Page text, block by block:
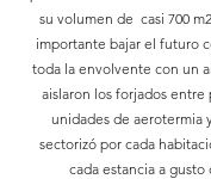
su volumen de casi 700
importante bajar el futuro
toda la envolvente con un
aislaron los forjados entre
unidades de aerotermia
sectorizó por cada
cada estancia a gusto